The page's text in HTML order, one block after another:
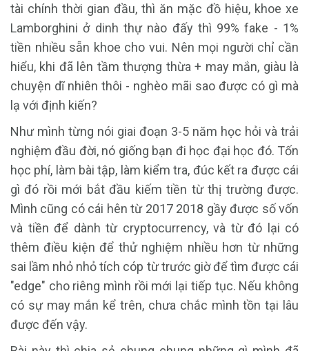
tài chính thời gian đầu, thì ăn mặc đồ hiệu, khoe xe
Lamborghini ở dinh thự nào đấy thì 99% fake - 1%
tiền nhiều sẵn khoe cho vui. Nên mọi người chỉ cần
hiểu, khi đã lên tầm thượng thừa + may mắn, giàu là
chuyện dĩ nhiên thôi - nghèo mãi sao được có gì mà
lạ với định kiến?
Như mình từng nói giai đoạn 3-5 năm học hỏi và trải
nghiệm đầu đời, nó giống bạn đi học đại học đó. Tốn
học phí, làm bài tập, làm kiểm tra, đúc kết ra được cái
gì đó rồi mới bắt đầu kiếm tiền từ thị trường được.
Mình cũng có cái hên từ 2017 2018 gầy được số vốn
và tiền để dành từ cryptocurrency, và từ đó lại có
thêm điều kiện để thử nghiệm nhiều hơn từ những
sai lầm nhỏ nhỏ tích cóp từ trước giờ để tìm được cái
"edge" cho riêng mình rồi mới lại tiếp tục. Nếu không
có sự may mắn kể trên, chưa chắc mình tồn tại lâu
được đến vậy.